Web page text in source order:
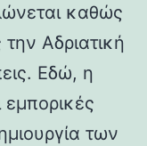
καθώς
Αδριατική
Εδώ, η
εμπορικές
των